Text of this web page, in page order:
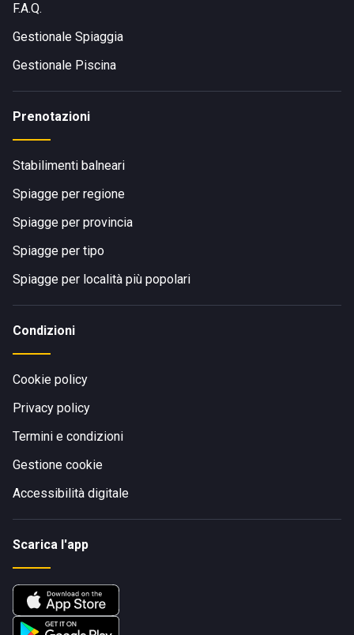
F.A.Q.
Gestionale Spiaggia
Gestionale Piscina
Prenotazioni
Stabilimenti balneari
Spiagge per regione
Spiagge per provincia
Spiagge per tipo
Spiagge per località più popolari
Condizioni
Cookie policy
Privacy policy
Termini e condizioni
Gestione cookie
Accessibilità digitale
Scarica l'app